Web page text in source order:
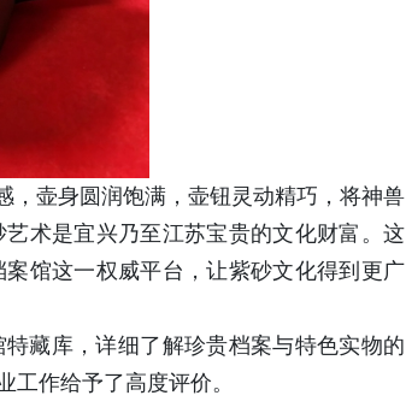
，壶身圆润饱满，壶钮灵动精巧，将神兽
术是宜兴乃至江苏宝贵的文化财富。这
馆这一权威平台，让紫砂文化得到更广
藏库，详细了解珍贵档案与特色实物的
作给予了高度评价。